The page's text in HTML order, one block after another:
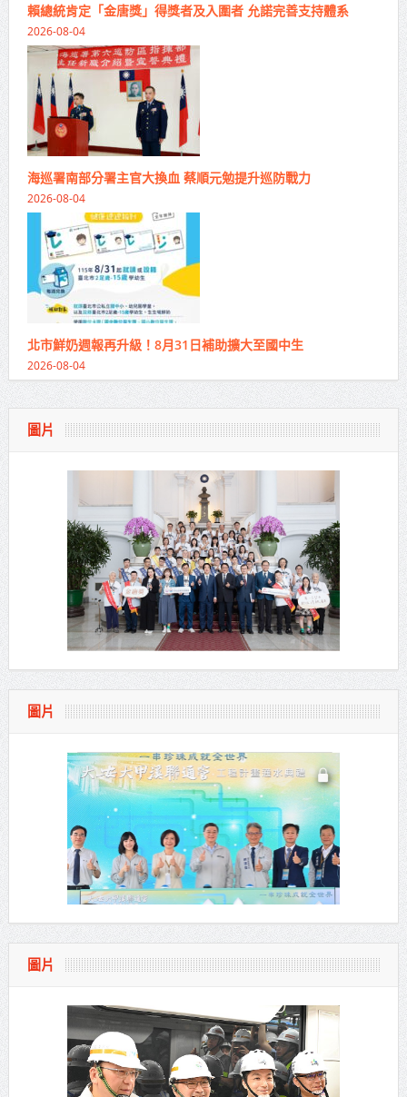
賴總統肯定「金唐獎」得獎者及入圍者 允諾完善支持體系
2026-08-04
海巡署南部分署主官大換血 蔡順元勉提升巡防戰力
2026-08-04
北市鮮奶週報再升級！8月31日補助擴大至國中生
2026-08-04
圖片
圖片
圖片